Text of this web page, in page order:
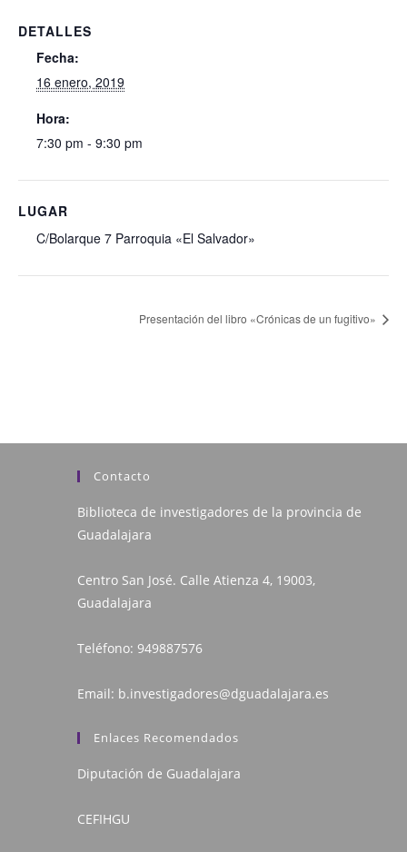
DETALLES
Fecha:
16 enero, 2019
Hora:
7:30 pm - 9:30 pm
LUGAR
C/Bolarque 7 Parroquia «El Salvador»
Presentación del libro «Crónicas de un fugitivo»
Contacto
Biblioteca de investigadores de la provincia de
Guadalajara
Centro San José. Calle Atienza 4, 19003,
Guadalajara
Teléfono: 949887576
Email: b.investigadores@dguadalajara.es
Enlaces Recomendados
Diputación de Guadalajara
CEFIHGU